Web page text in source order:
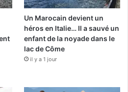
Un Marocain devient un
héros en Italie… Il a sauvé un
enfant de la noyade dans le
lac de Côme
il y a 1 jour